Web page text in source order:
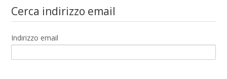
Cerca indirizzo email
Indirizzo email